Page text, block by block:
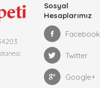
Sosyal
Hesaplarımız
Facebook
Twitter
Google+